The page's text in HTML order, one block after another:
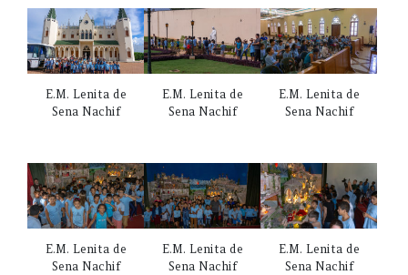
E.M. Lenita de
Sena Nachif
E.M. Lenita de
Sena Nachif
E.M. Lenita de
Sena Nachif
E.M. Lenita de
Sena Nachif
E.M. Lenita de
Sena Nachif
E.M. Lenita de
Sena Nachif